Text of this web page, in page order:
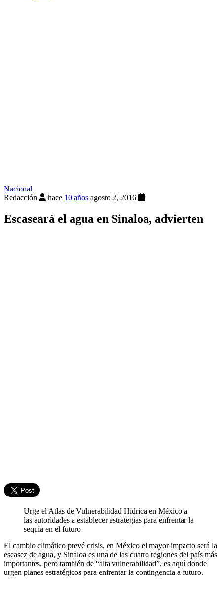
Nacional
Redacción
hace 10 años agosto 2, 2016
Escaseará el agua en Sinaloa, advierten
Urge el Atlas de Vulnerabilidad Hídrica en México a
las autoridades a establecer estrategias para enfrentar la
sequía en el futuro
El cambio climático prevé crisis, en México el mayor impacto será la
escasez de agua, y Sinaloa es una de las cuatro regiones del país más
importantes, pero también de “alta vulnerabilidad”, es aquí donde
urgen planes estratégicos para enfrentar la contingencia a futuro.